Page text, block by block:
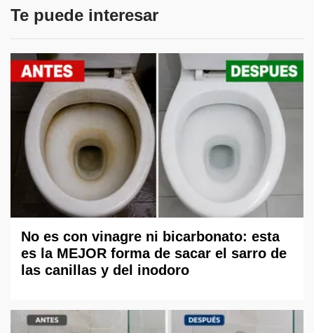
Te puede interesar
No es con vinagre ni bicarbonato: esta
es la MEJOR forma de sacar el sarro de
las canillas y del inodoro